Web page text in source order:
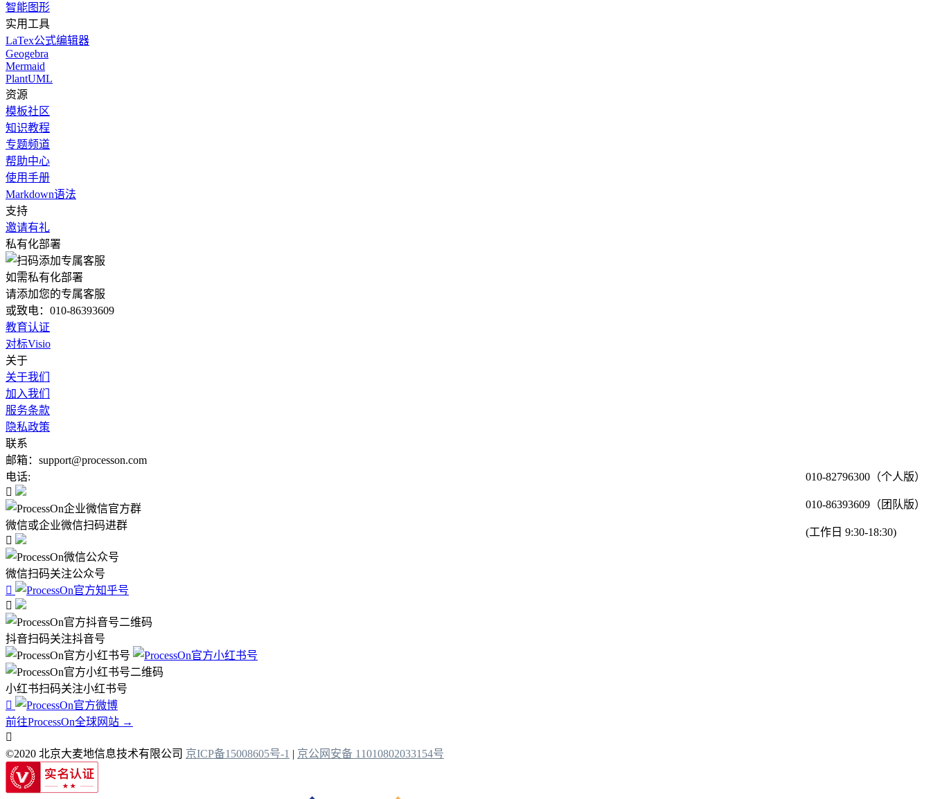
智能图形
实用工具
LaTex公式编辑器
Geogebra
Mermaid
PlantUML
资源
模板社区
知识教程
专题频道
帮助中心
使用手册
Markdown语法
支持
邀请有礼
私有化部署
如需私有化部署
请添加您的专属客服
或致电：010-86393609
教育认证
对标Visio
关于
关于我们
加入我们
服务条款
隐私政策
联系
邮箱：support@processon.com
电话:
010-82796300（个人版）
010-86393609（团队版）
(工作日 9:30-18:30)

微信或企业微信扫码进群

微信扫码关注公众号


抖音扫码关注抖音号
小红书扫码关注小红书号

前往ProcessOn全球网站 →

©2020 北京大麦地信息技术有限公司 京ICP备15008605号-1 | 京公网安备 11010802033154号